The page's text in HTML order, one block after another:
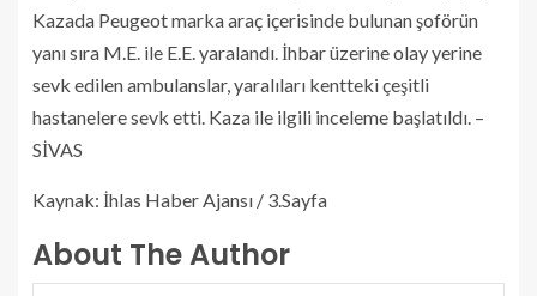
Kazada Peugeot marka araç içerisinde bulunan şoförün
yanı sıra M.E. ile E.E. yaralandı. İhbar üzerine olay yerine
sevk edilen ambulanslar, yaralıları kentteki çeşitli
hastanelere sevk etti. Kaza ile ilgili inceleme başlatıldı. –
SİVAS
Kaynak: İhlas Haber Ajansı / 3.Sayfa
About The Author